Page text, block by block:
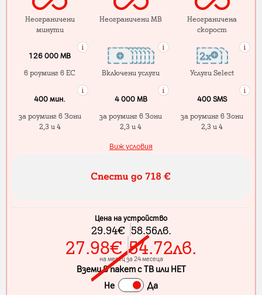
Неограничени
минути
Неограничени MB
Неограничена
скорост
126 000 MB
в роуминг в ЕС
Включени услуги Услуги Select
400 мин.
за роуминг в Зони
2,3 и 4
4 000 МB
за роуминг в Зони
2,3 и 4
400 SMS
за роуминг в Зони
2,3 и 4
Виж условия
Цена на устройство
29.94€ 58.56лв.
27.98€ 54.72лв.
на месец за 24 месеца
Вземи в пакет с ТВ или НЕТ
Не
Да